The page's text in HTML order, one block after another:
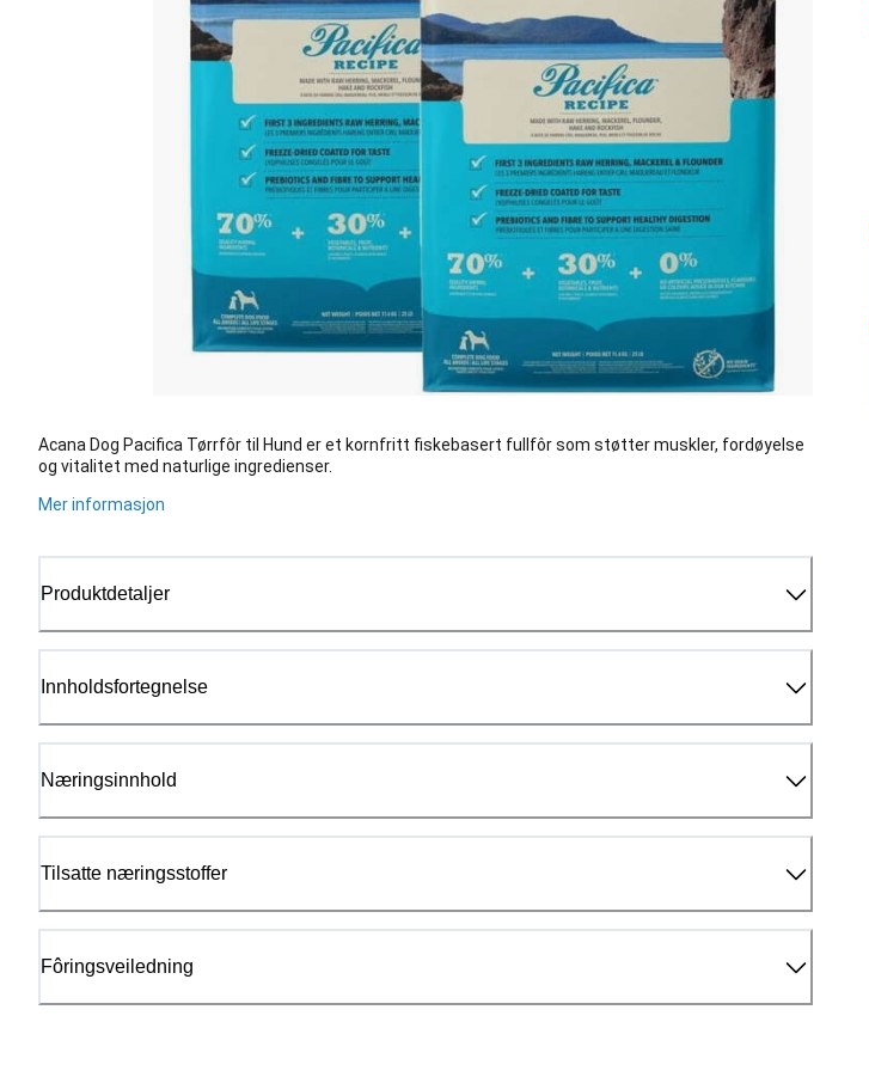
Acana Dog Pacifica Tørrfôr til Hund er et kornfritt fiskebasert fullfôr som støtter muskler, fordøyelse
og vitalitet med naturlige ingredienser.
Mer informasjon
Produktdetaljer
Innholdsfortegnelse
Næringsinnhold
Tilsatte næringsstoffer
Fôringsveiledning